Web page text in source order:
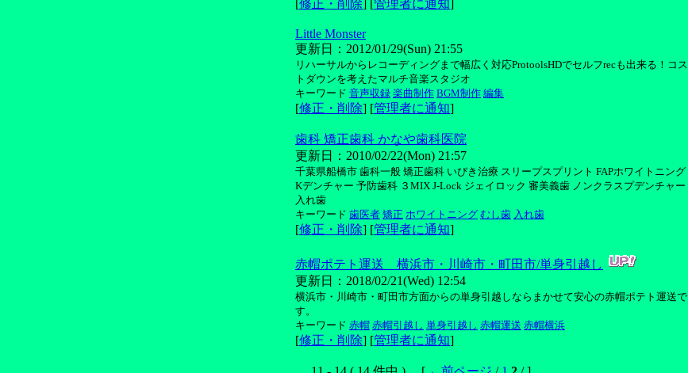
[修正・削除] [管理者に通知]
Little Monster
更新日：2012/01/29(Sun) 21:55
リハーサルからレコーディングまで幅広く対応ProtoolsHDでセルフrecも出来る！コス
トダウンを考えたマルチ音楽スタジオ
キーワード 音声収録 楽曲制作 BGM制作 編集
[修正・削除] [管理者に通知]
歯科 矯正歯科 かなや歯科医院
更新日：2010/02/22(Mon) 21:57
千葉県船橋市 歯科一般 矯正歯科 いびき治療 スリープスプリント FAPホワイトニング
Kデンチャー 予防歯科 ３MIX J-Lock ジェイロック 審美義歯 ノンクラスプデンチャー
入れ歯
キーワード 歯医者 矯正 ホワイトニング むし歯 入れ歯
[修正・削除] [管理者に通知]
赤帽ポテト運送 横浜市・川崎市・町田市/単身引越し
更新日：2018/02/21(Wed) 12:54
横浜市・川崎市・町田市方面からの単身引越しならまかせて安心の赤帽ポテト運送で
す。
キーワード 赤帽 赤帽引越し 単身引越し 赤帽運送 赤帽横浜
[修正・削除] [管理者に通知]